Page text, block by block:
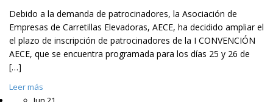
Debido a la demanda de patrocinadores, la Asociación de
Empresas de Carretillas Elevadoras, AECE, ha decidido ampliar el
el plazo de inscripción de patrocinadores de la I CONVENCIÓN
AECE, que se encuentra programada para los días 25 y 26 de
[…]
Leer más